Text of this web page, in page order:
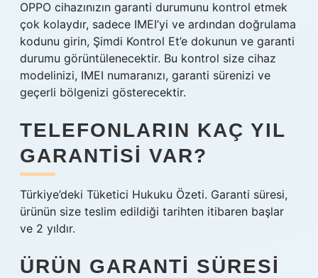
OPPO cihazınızın garanti durumunu kontrol etmek
çok kolaydır, sadece IMEI’yi ve ardından doğrulama
kodunu girin, Şimdi Kontrol Et’e dokunun ve garanti
durumu görüntülenecektir. Bu kontrol size cihaz
modelinizi, IMEI numaranızı, garanti sürenizi ve
geçerli bölgenizi gösterecektir.
TELEFONLARIN KAÇ YIL
GARANTISI VAR?
Türkiye’deki Tüketici Hukuku Özeti. Garanti süresi,
ürünün size teslim edildiği tarihten itibaren başlar
ve 2 yıldır.
ÜRÜN GARANTI SÜRESI